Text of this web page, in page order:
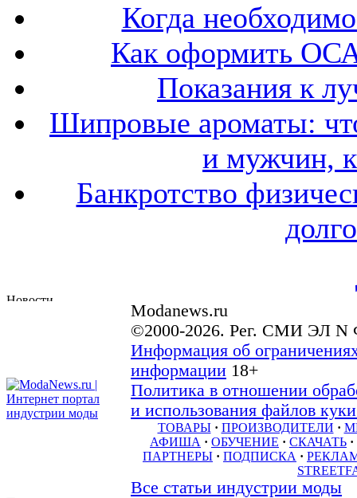
Когда
Как оформить
Показания к
Шипровые ароматы:
и мужчин,
Банкротство
Modanews.ru
©2000-2026. Рег. СМИ ЭЛ N
Информация об
информации 18+
Политика в отношении
и использования файлов
ТОВАРЫ · ПРОИЗВОДИТЕЛИ ·
АФИША · ОБУЧЕНИЕ · СКАЧАТЬ ·
ПАРТНЕРЫ · ПОДПИСКА ·
Все статьи индустрии моды